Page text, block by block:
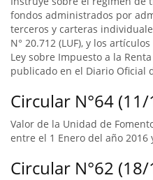
fondos administrados por
terceros y carteras
N° 20.712 (LUF), y los
Ley sobre Impuesto a la
publicado en el Diario Oficial
Circular N°64
Valor de la Unidad de
entre el 1 Enero del año 2016
Circular N°62